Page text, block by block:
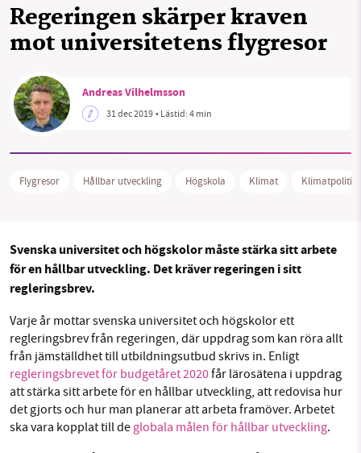
Sök Sparade inlägg
Threads
Regeringen skärper kraven
mot universitetens flygresor
Andreas Vilhelmsson
31 dec 2019• Lästid:4 min
Flygresor Hållbar utveckling Högskola Klimat Klimatpolitik
Svenska universitet och högskolor måste stärka sitt arbete
för en hållbar utveckling. Det kräver regeringen i sitt
regleringsbrev.
Varje år mottar svenska universitet och högskolor ett
regleringsbrev från regeringen, där uppdrag som kan röra allt
från jämställdhet till utbildningsutbud skrivs in. Enligt
regleringsbrevet för budgetåret 2020får lärosätena i uppdrag
att stärka sitt arbete för en hållbar utveckling, att redovisa hur
det gjorts och hur man planerar att arbeta framöver. Arbetet
ska vara kopplat till de globala målen för hållbar utveckling.
SMB kämpar för en hållbar framtid. Sedan
starten 2010 har vår ideella redaktion drivit
nyhetsbevakning och granskningar. Nu vill vi
utveckla vårt arbete – och vi hoppas att du
1231368703